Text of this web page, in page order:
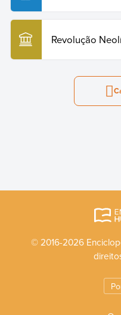
Revolução
© 2016-2026